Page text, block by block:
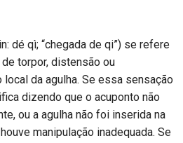
dé qì; “chegada de qi”) se refere
torpor, distensão ou
da agulha. Se essa sensação
dizendo que o acuponto não
ou a agulha não foi inserida na
manipulação inadequada. Se